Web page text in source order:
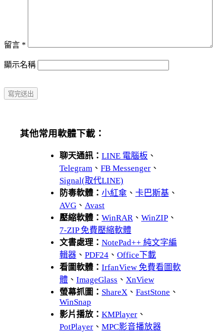
留言 *
顯示名稱
其他常用軟體下載：
聊天通訊： LINE 電腦板 、
Telegram 、 FB Messenger 、
Signal(取代LINE)
防毒軟體： 小紅傘 、 卡巴斯基 、
AVG 、 Avast
壓縮軟體： WinRAR、 WinZIP 、
7-ZIP 免費壓縮軟體
文書處理： NotePad++ 純文字編
輯器 、 PDF24 、 Office下載
看圖軟體： IrfanView 免費看圖軟
體 、 ImageGlass 、 XnView
螢幕抓圖： ShareX 、 FastStone 、
WinSnap
影片播放： KMPlayer 、
PotPlayer 、 MPC影音播放器